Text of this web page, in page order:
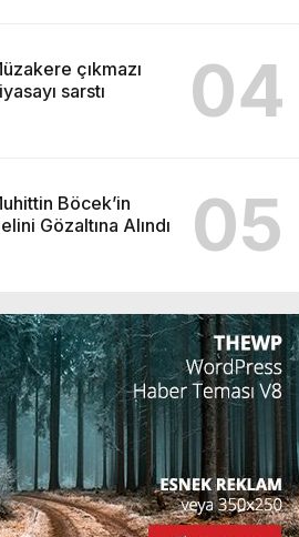
çıkmazı
sarstı
04
Böcek’in
Gözaltına Alındı
05